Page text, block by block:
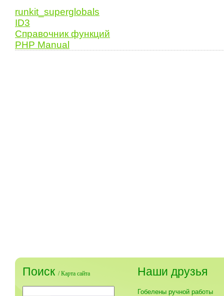
runkit_superglobals
ID3
Справочник функций
PHP Manual
Поиск /Карта сайта Наши друзья
Гобелены ручной работы